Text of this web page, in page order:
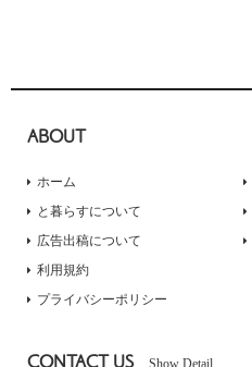
ABOUT
ホーム
と暮らすについて
広告出稿について
利用規約
プライバシーポリシー